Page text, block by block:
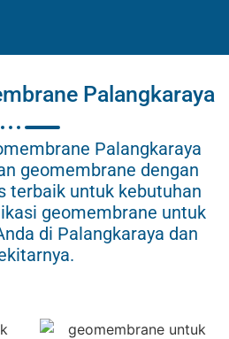
Palangkaraya
Palangkaraya
geomembrane dengan
terbaik untuk kebutuhan
geomembrane untuk
di Palangkaraya dan